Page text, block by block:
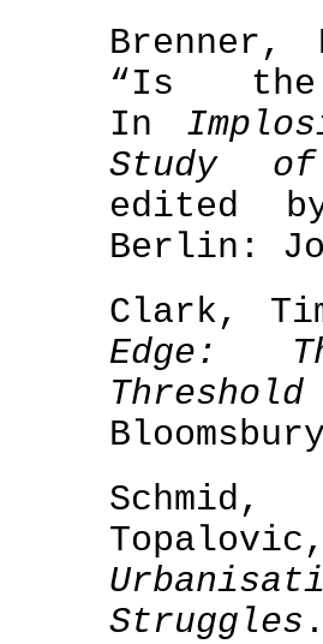
“Is the
In
Study of
edited
Berlin:
Clark,
Edge:
Struggles